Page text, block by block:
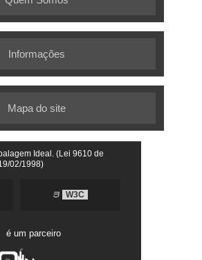
Informações
Mapa do site
Ideal. (Lei 9610 de
02/1998)
W3C
é um parceiro